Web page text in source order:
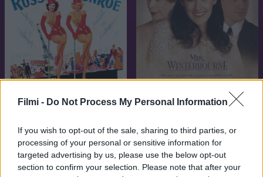
Filmi - Do Not Process My Personal Information
If you wish to opt-out of the sale, sharing to third parties, or
processing of your personal or sensitive information for
targeted advertising by us, please use the below opt-out
section to confirm your selection. Please note that after your
1953 7.1
Az urak a szőkéket szeretik
(Szőkék előnyben)
1996
Árnyékfeleség